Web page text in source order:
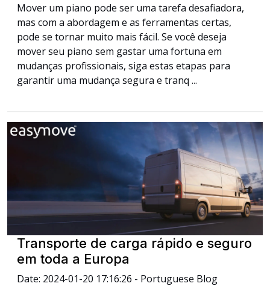
Mover um piano pode ser uma tarefa desafiadora,
mas com a abordagem e as ferramentas certas,
pode se tornar muito mais fácil. Se você deseja
mover seu piano sem gastar uma fortuna em
mudanças profissionais, siga estas etapas para
garantir uma mudança segura e tranq ...
Transporte de carga rápido e seguro
em toda a Europa
Date: 2024-01-20 17:16:26 - Portuguese Blog